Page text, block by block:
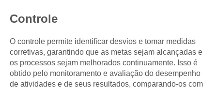
Controle
O controle permite identificar desvios e tomar medidas
corretivas, garantindo que as metas sejam alcançadas e
os processos sejam melhorados continuamente. Isso é
obtido pelo monitoramento e avaliação do desempenho
de atividades e de seus resultados, comparando-os com